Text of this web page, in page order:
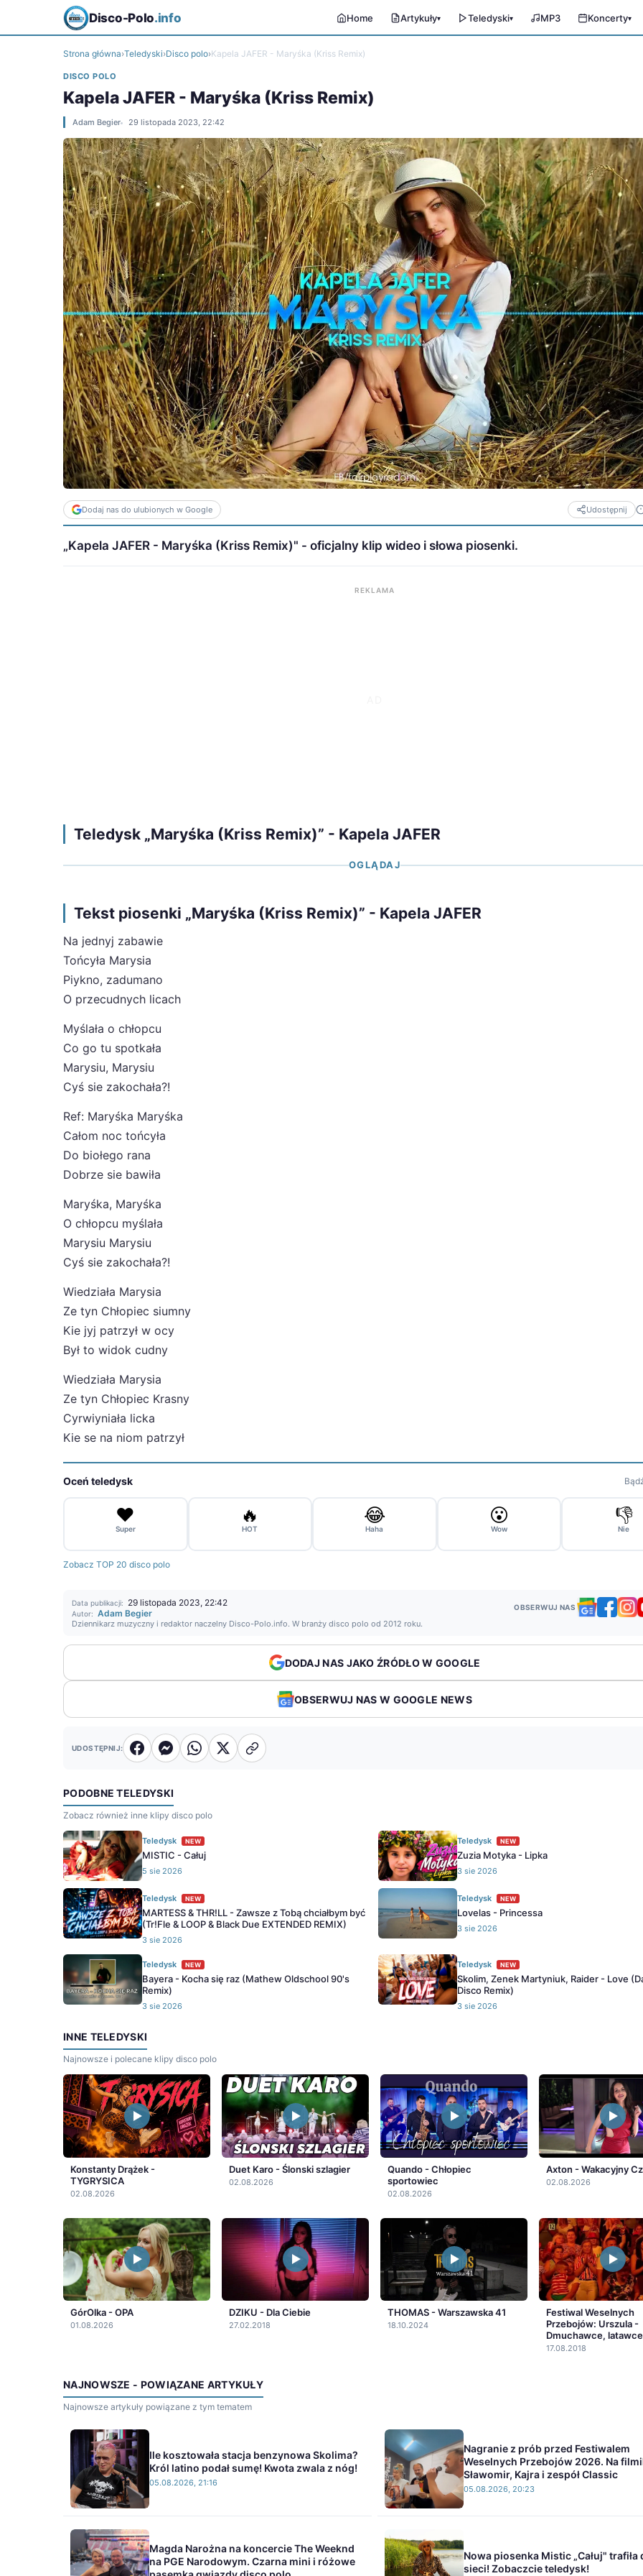
Disco-Polo.info Home Artykuły▾ Teledyski▾ MP3 Koncerty▾
Strona główna›Teledyski›Disco polo›Kapela JAFER - Maryśka (Kriss Remix)
DISCO POLO
Kapela JAFER - Maryśka (Kriss Remix)
Adam Begier 29 listopada 2023, 22:42
Dodaj nas do ulubionych w Google Udostępnij
„Kapela JAFER - Maryśka (Kriss Remix)" - oficjalny klip wideo i słowa piosenki.
REKLAMA
Teledysk „Maryśka (Kriss Remix)” - Kapela JAFER
OGLĄDAJ
Tekst piosenki „Maryśka (Kriss Remix)” - Kapela JAFER
Na jednyj zabawie
Tońcyła Marysia
Piykno, zadumano
O przecudnych licach
Myślała o chłopcu
Co go tu spotkała
Marysiu, Marysiu
Cyś sie zakochała?!
Ref: Maryśka Maryśka
Całom noc tońcyła
Do biołego rana
Dobrze sie bawiła
Maryśka, Maryśka
O chłopcu myślała
Marysiu Marysiu
Cyś sie zakochała?!
Wiedziała Marysia
Ze tyn Chłopiec siumny
Kie jyj patrzył w ocy
Był to widok cudny
Wiedziała Marysia
Ze tyn Chłopiec Krasny
Cyrwiyniała licka
Kie se na niom patrzył
Oceń teledysk
❤️
Super
🔥
HOT
😂
Haha
😮
Wow
👎
Nie
Zobacz TOP 20 disco polo
Data publikacji: 29 listopada 2023, 22:42
Autor: Adam Begier
Dziennikarz muzyczny i redaktor naczelny Disco-Polo.info. W branży disco polo od 2012 roku.
OBSERWUJ NAS
DODAJ NAS JAKO ŹRÓDŁO W GOOGLE
OBSERWUJ NAS W GOOGLE NEWS
UDOSTĘPNIJ:
PODOBNE TELEDYSKI
Zobacz również inne klipy disco polo
Teledysk NEW
MISTIC - Całuj
5 sie 2026
Teledysk NEW
Zuzia Motyka - Lipka
3 sie 2026
Teledysk NEW
MARTESS & THR!LL - Zawsze z Tobą chciałbym być
(Tr!Fle & LOOP & Black Due EXTENDED REMIX)
3 sie 2026
Teledysk NEW
Lovelas - Princessa
3 sie 2026
Teledysk NEW
Bayera - Kocha się raz (Mathew Oldschool 90's
Remix)
3 sie 2026
Teledysk NEW
Skolim, Zenek Martyniuk, Raider - Love
Disco Remix)
3 sie 2026
INNE TELEDYSKI
Najnowsze i polecane klipy disco polo
Konstanty Drążek -
TYGRYSICA
02.08.2026
Duet Karo - Ślonski szlagier
02.08.2026
Quando - Chłopiec
sportowiec
02.08.2026
Axton - Wakacyjny
02.08.2026
GórOlka - OPA
01.08.2026
DZIKU - Dla Ciebie
27.02.2018
THOMAS - Warszawska 41
18.10.2024
Festiwal Weselnych
Przebojów: Urszula -
Dmuchawce,
17.08.2018
NAJNOWSZE - POWIĄZANE ARTYKUŁY
Najnowsze artykuły powiązane z tym tematem
Ile kosztowała stacja benzynowa Skolima?
Król latino podał sumę! Kwota zwala z nóg!
05.08.2026, 21:16
Nagranie z prób przed Festiwalem
Weselnych Przebojów 2026. Na
Sławomir, Kajra i zespół Classic
05.08.2026, 20:23
Magda Narożna na koncercie The Weeknd
na PGE Narodowym. Czarna mini i różowe
Nowa piosenka Mistic „Całuj" trafiła
sieci! Zobaczcie teledysk!